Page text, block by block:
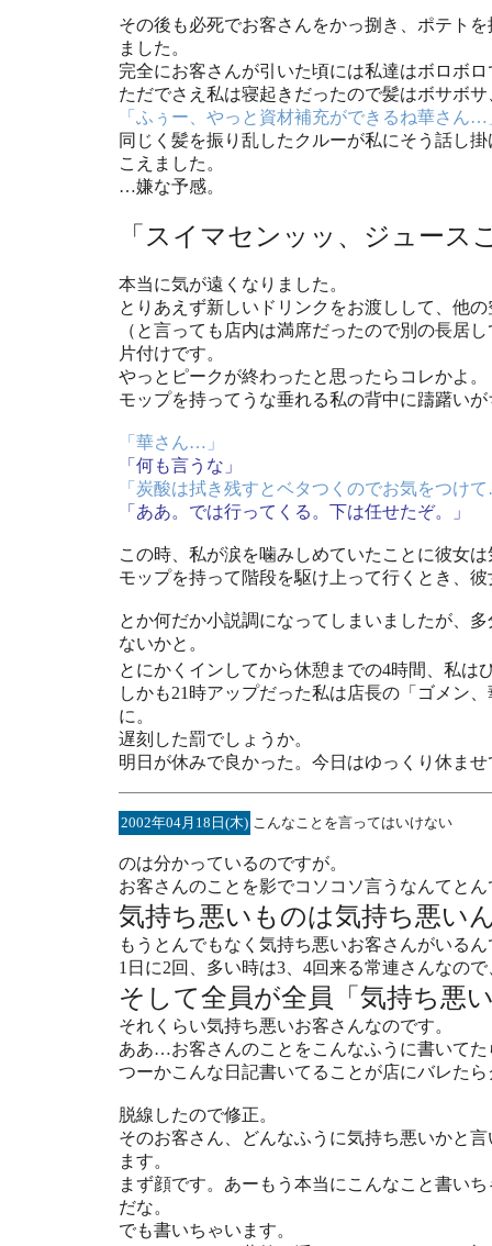
その後も必死でお客さんをかっ捌き、ポテト
ました。
完全にお客さんが引いた頃には私達はボロボロ
ただでさえ私は寝起きだったので髪はボサボ
「ふぅー、やっと資材補充ができるね華さん…
同じく髪を振り乱したクルーが私にそう話し
こえました。
…嫌な予感。
「スイマセンッッ、ジュー
本当に気が遠くなりました。
とりあえず新しいドリンクをお渡しして、他
（と言っても店内は満席だったので別の長居
片付けです。
やっとピークが終わったと思ったらコレかよ。
モップを持ってうな垂れる私の背中に躊躇い
「華さん…」
「何も言うな」
「炭酸は拭き残すとベタつくのでお気をつけ
「ああ。では行ってくる。下は任せたぞ。」
この時、私が涙を噛みしめていたことに彼女
モップを持って階段を駆け上って行くとき、
とか何だか小説調になってしまいましたが、
ないかと。
とにかくインしてから休憩までの4時間、私は
しかも21時アップだった私は店長の「ゴメン
に。
遅刻した罰でしょうか。
明日が休みで良かった。今日はゆっくり休ま
2002年04月18日(木) こんなことを言ってはいけない
のは分かっているのですが。
お客さんのことを影でコソコソ言うなんてと
気持ち悪いものは気持ち悪い
もうとんでもなく気持ち悪いお客さんがいる
1日に2回、多い時は3、4回来る常連さんなの
そして全員が全員「気持ち悪
それくらい気持ち悪いお客さんなのです。
ああ…お客さんのことをこんなふうに書いて
つーかこんな日記書いてることが店にバレた
脱線したので修正。
そのお客さん、どんなふうに気持ち悪いかと
ます。
まず顔です。あーもう本当にこんなこと書い
だな。
でも書いちゃいます。